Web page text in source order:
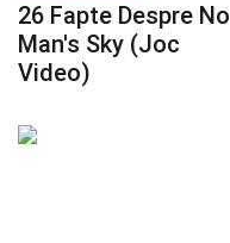
26 Fapte Despre No
Man's Sky (Joc
Video)